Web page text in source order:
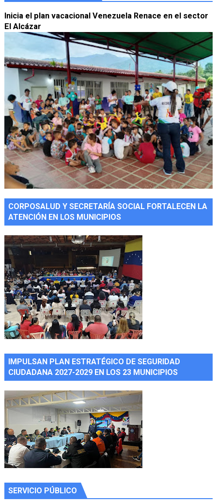
Inicia el plan vacacional Venezuela Renace en el sector
El Alcázar
CORPOSALUD Y SECRETARÍA SOCIAL FORTALECEN LA
ATENCIÓN EN LOS MUNICIPIOS
IMPULSAN PLAN ESTRATÉGICO DE SEGURIDAD
CIUDADANA 2027-2029 EN LOS 23 MUNICIPIOS
SERVICIO PÚBLICO